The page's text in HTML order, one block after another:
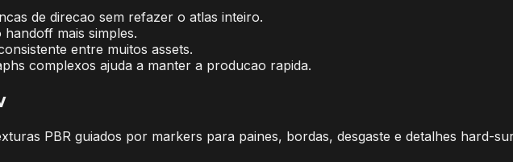
de direcao sem refazer o atlas inteiro.
mais simples.
entre muitos assets.
complexos ajuda a manter a producao rapida.
PBR guiados por markers para paines, bordas, desgaste e detalhes hard-